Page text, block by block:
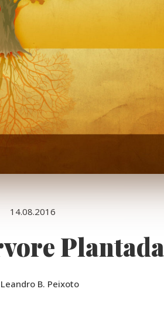
14.08.2016
Plantada
B. Peixoto